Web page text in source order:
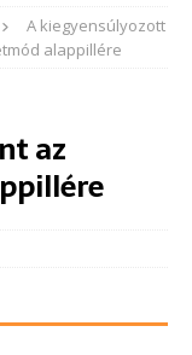
A kiegyensúlyozott
alappillére
az